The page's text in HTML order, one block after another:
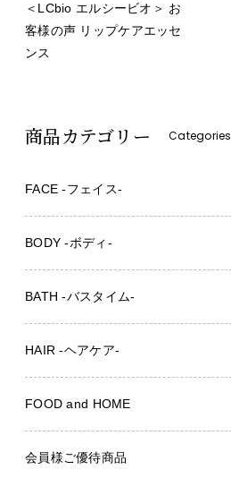
＜LCbio エルシービオ＞ お
客様の声 リップケアエッセ
ンス
商品カテゴリー Categories
FACE -フェイス-
BODY -ボディ-
BATH -バスタイム-
HAIR -ヘアケア-
FOOD and HOME
会員様ご優待商品